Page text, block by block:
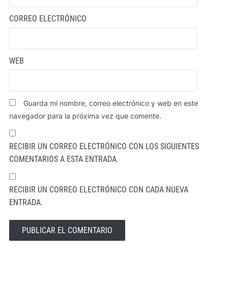
CORREO ELECTRÓNICO
WEB
Guarda mi nombre, correo electrónico y web en este
navegador para la próxima vez que comente.
RECIBIR UN CORREO ELECTRÓNICO CON LOS SIGUIENTES
COMENTARIOS A ESTA ENTRADA.
RECIBIR UN CORREO ELECTRÓNICO CON CADA NUEVA
ENTRADA.